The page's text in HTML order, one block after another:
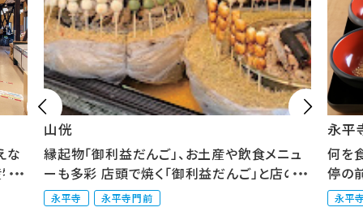
な
物
山侊
縁起物「御利益だんご」、お土産や飲食メニュ
ーも多彩 店頭で焼く「御利益だんご」と店の裏
に...
永平寺 永平寺門前
永平
何を
停の
修...
永平
 